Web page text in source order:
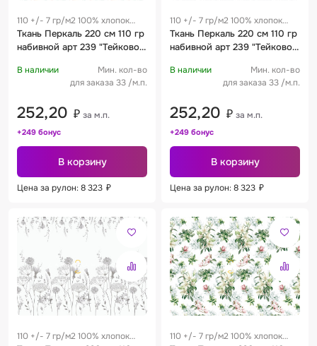
110 +/- 7 гр/м2 100% хлопок
0.25 м
Ткань Перкаль 220 см 110 гр
набивной арт 239 "Тейково"
В наличии
Мин. кол-во
для заказа 33 /м.п.
252,20 ₽ за м.п.
+249 бонус
В корзину
Цена за рулон: 8 323 ₽
110 +/- 7 гр/м2 100% хлопок
0.25 м
Ткань Перкаль 220 см 110 гр
набивной арт 239 "Тейково"
В наличии
Мин. кол-во
для заказа 33 /м.п.
252,20 ₽ за м.п.
+249 бонус
В корзину
Цена за рулон: 8 323 ₽
110 +/- 7 гр/м2 100% хлопок
110 +/- 7 гр/м2 100% хлопок